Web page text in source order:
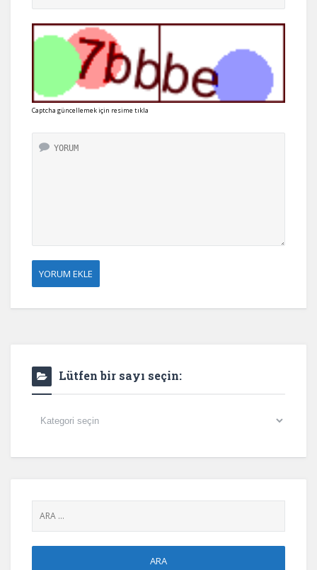
Captcha güncellemek için resime tıkla
Lütfen bir sayı seçin:
Lütfen